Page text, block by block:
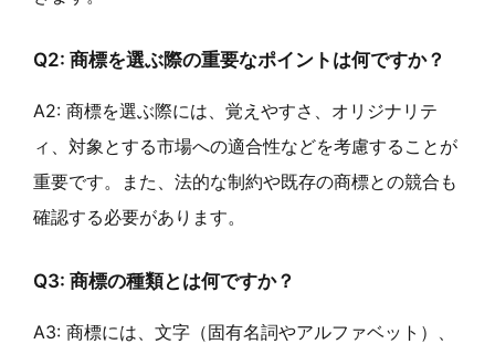
Q2: 商標を選ぶ際の重要なポイントは何ですか？
A2: 商標を選ぶ際には、覚えやすさ、オリジナリテ
ィ、対象とする市場への適合性などを考慮することが
重要です。また、法的な制約や既存の商標との競合も
確認する必要があります。
Q3: 商標の種類とは何ですか？
A3: 商標には、文字（固有名詞やアルファベット）、